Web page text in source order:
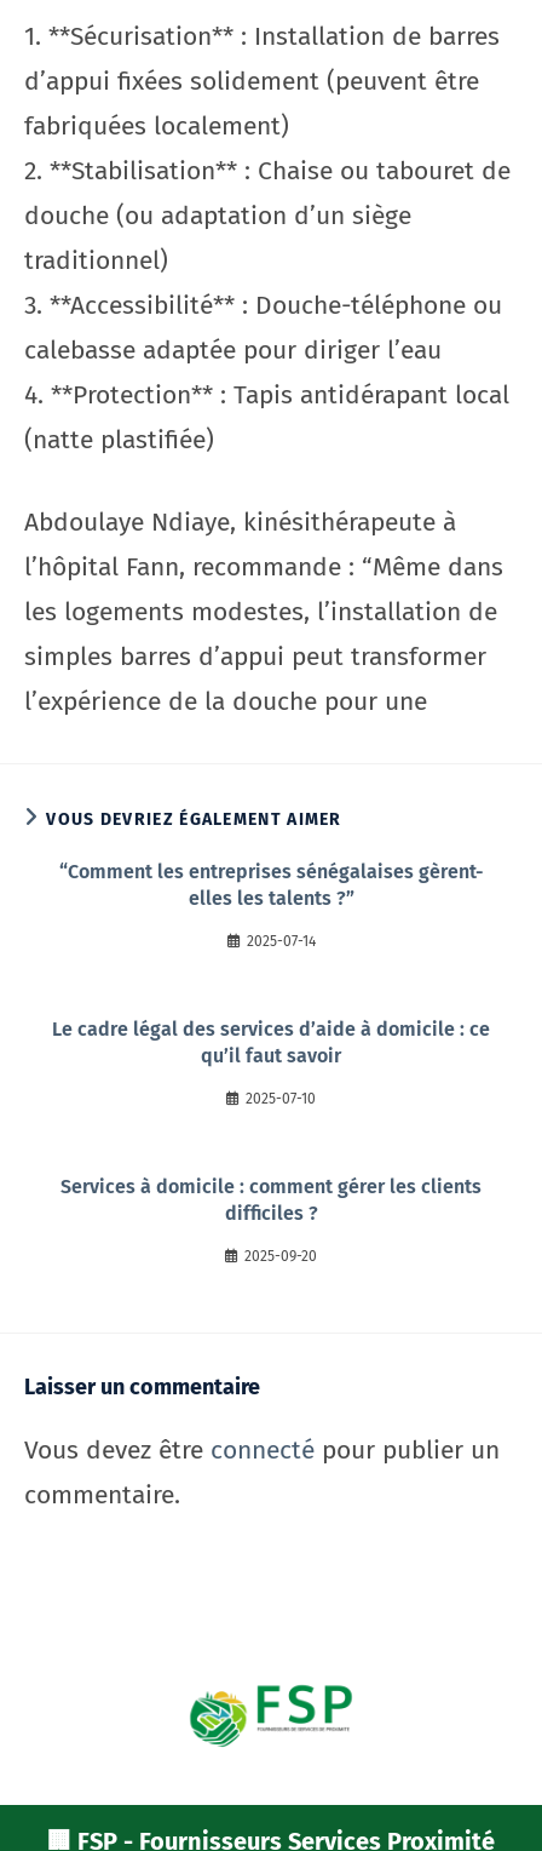
1. **Sécurisation** : Installation de barres
d’appui fixées solidement (peuvent être
fabriquées localement)
2. **Stabilisation** : Chaise ou tabouret de
douche (ou adaptation d’un siège
traditionnel)
3. **Accessibilité** : Douche-téléphone ou
calebasse adaptée pour diriger l’eau
4. **Protection** : Tapis antidérapant local
(natte plastifiée)
Abdoulaye Ndiaye, kinésithérapeute à
l’hôpital Fann, recommande : “Même dans
les logements modestes, l’installation de
simples barres d’appui peut transformer
l’expérience de la douche pour une
VOUS DEVRIEZ ÉGALEMENT AIMER
“Comment les entreprises sénégalaises gèrent-
elles les talents ?”
2025-07-14
Le cadre légal des services d’aide à domicile : ce
qu’il faut savoir
2025-07-10
Services à domicile : comment gérer les clients
difficiles ?
2025-09-20
Laisser un commentaire
Vous devez être connecté pour publier un
commentaire.
🏢 FSP - Fournisseurs Services Proximité